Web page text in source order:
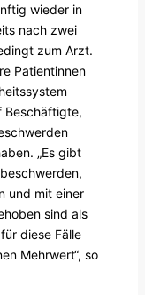
wieder in
nach zwei
zum Arzt.
Patientinnen
Beschäftigte,
„Es gibt
und mit einer
sind als
diese Fälle
Mehrwert“, so